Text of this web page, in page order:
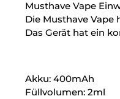
Musthave Vape
Die Musthave
Das Gerät hat ein
Akku: 400mAh
Füllvolumen: 2ml